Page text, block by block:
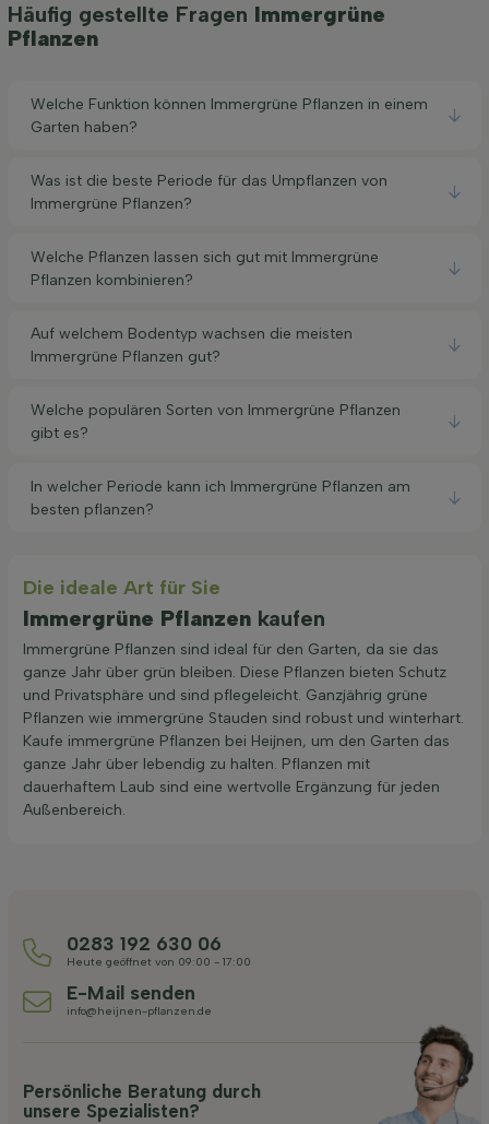
Häufig gestellte Fragen Immergrüne
Pflanzen
Welche Funktion können Immergrüne Pflanzen in einem
Garten haben?
Was ist die beste Periode für das Umpflanzen von
Immergrüne Pflanzen?
Welche Pflanzen lassen sich gut mit Immergrüne
Pflanzen kombinieren?
Auf welchem Bodentyp wachsen die meisten
Immergrüne Pflanzen gut?
Welche populären Sorten von Immergrüne Pflanzen
gibt es?
In welcher Periode kann ich Immergrüne Pflanzen am
besten pflanzen?
Die ideale Art für Sie
Immergrüne Pflanzen kaufen
Immergrüne Pflanzen sind ideal für den Garten, da sie das
ganze Jahr über grün bleiben. Diese Pflanzen bieten Schutz
und Privatsphäre und sind pflegeleicht. Ganzjährig grüne
Pflanzen wie immergrüne Stauden sind robust und winterhart.
Kaufe immergrüne Pflanzen bei Heijnen, um den Garten das
ganze Jahr über lebendig zu halten. Pflanzen mit
dauerhaftem Laub sind eine wertvolle Ergänzung für jeden
Außenbereich.
0283 192 630 06
Heute geöffnet von 09:00 - 17:00
E-Mail senden
info@heijnen-pflanzen.de
Persönliche Beratung durch
unsere Spezialisten?